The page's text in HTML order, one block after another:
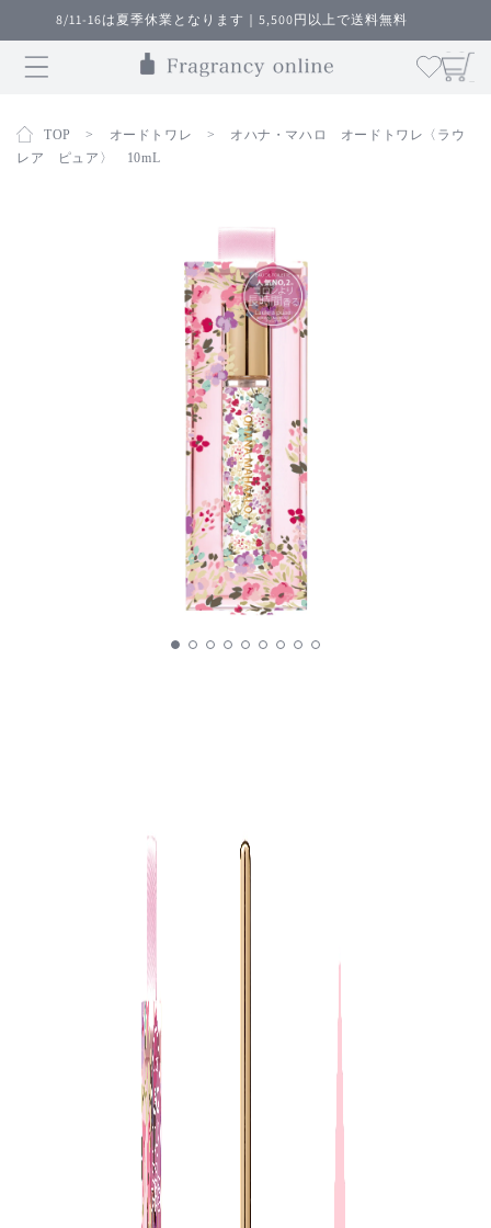
ンツに
進む
8/11-16は夏季休業となります｜5,500円以上で送料無料
カ
ー
TOP > オードトワレ >
オハナ・マハロ オードトワレ〈ラウ
レア ピュア〉 10mL